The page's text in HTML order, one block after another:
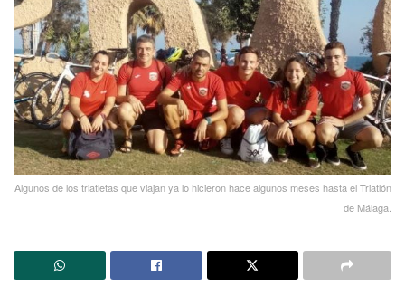
Algunos de los triatletas que viajan ya lo hicieron hace algunos meses hasta el Triatlón
de Málaga.